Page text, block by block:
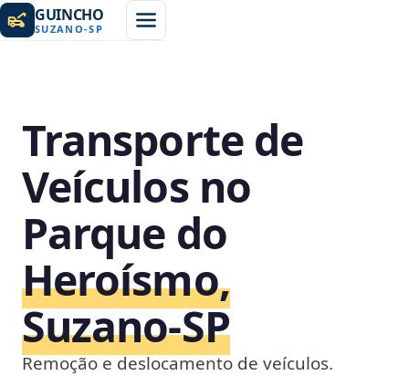
GUINCHO
SUZANO-SP
Transporte de
Veículos no
Parque do
Heroísmo,
Suzano‑SP
Remoção e deslocamento de veículos.